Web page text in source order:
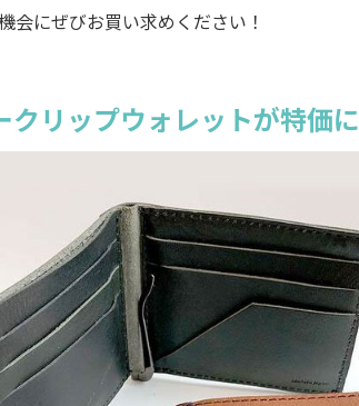
にぜびお買い求めください！
リップウォレットが特価に